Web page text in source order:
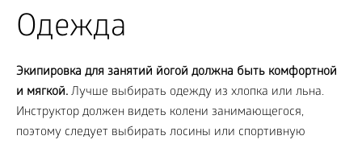
Одежда
Экипировка для занятий йогой должна быть комфортной
и мягкой. Лучше выбирать одежду из хлопка или льна.
Инструктор должен видеть колени занимающегося,
поэтому следует выбирать лосины или спортивную